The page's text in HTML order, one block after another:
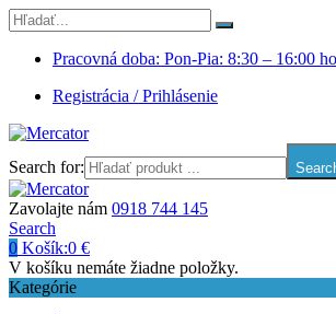
Pracovná doba: Pon-Pia: 8:30 – 16:00
Registrácia / Prihlásenie
Search for:
Zavolajte nám 0918 744 145
Search
0 Košík:0 €
V košíku nemáte žiadne položky.
Kategórie